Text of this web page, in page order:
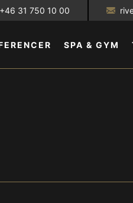
+46 31 750 10 00
SPA & GYM